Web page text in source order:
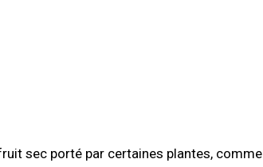
sec porté par certaines plantes,